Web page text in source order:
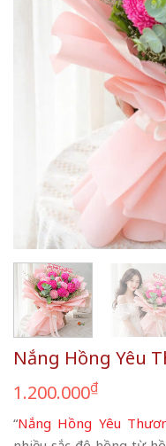
Nắng Hồng Yêu
1.200.000₫
“Nắng Hồng Yêu